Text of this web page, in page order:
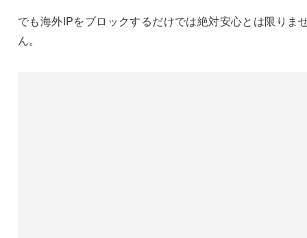
でも海外IPをブロックするだけでは絶対安心とは限りま
ん。